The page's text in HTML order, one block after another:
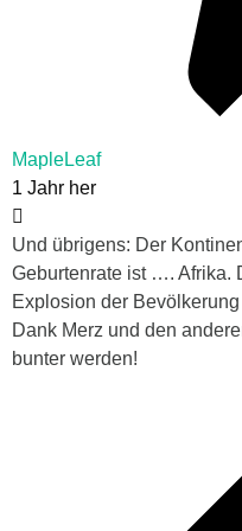
MapleLeaf
1 Jahr her
Und übrigens: Der
Geburtenrate ist …. Afrika.
Explosion der
Dank Merz und den
bunter werden!